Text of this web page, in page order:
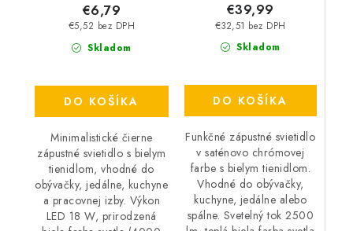
Skladom
€5,52 bez DPH
€6,79
DO KOŠÍKA
Minimalistické čierne
zápustné svietidlo s bielym
tienidlom, vhodné do
obývačky, jedálne, kuchyne
a pracovnej izby. Výkon
LED 18 W, prirodzená
Skladom
€32,51 bez DPH
€39,99
DO KOŠÍKA
Funkčné zápustné svietidlo
v saténovo chrómovej
farbe s bielym tienidlom.
Vhodné do obývačky,
kuchyne, jedálne alebo
spálne. Svetelný tok 2500